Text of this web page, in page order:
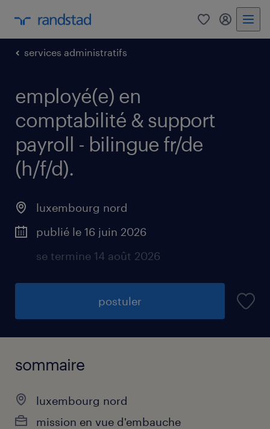
0 my
services administratifs
employé(e) en
comptabilité & support
payroll - bilingue fr/de
(h/f/d).
luxembourg nord
publié le 16 juin 2026
se termine 14 août 2026
postuler
sommaire
luxembourg nord
mission en vue d'embauche